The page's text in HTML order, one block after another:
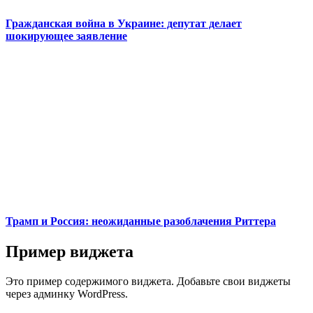
Гражданская война в Украине: депутат делает
шокирующее заявление
Трамп и Россия: неожиданные разоблачения Риттера
Пример виджета
Это пример содержимого виджета. Добавьте свои виджеты
через админку WordPress.